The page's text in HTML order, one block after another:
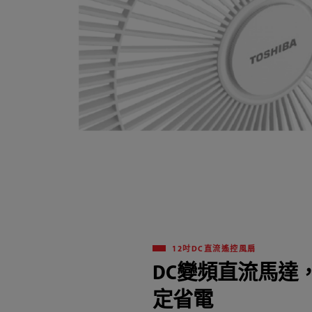
12吋DC直流遙控風扇
DC變頻直流馬達
定省電